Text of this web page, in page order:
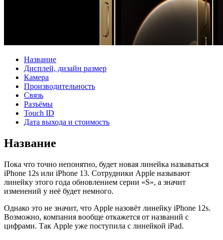
Название
Дисплей, дизайн размер
Камера
Производительность
Связь
Разъёмы
Touch ID
Дата выхода и стоимость
Название
Пока что точно непонятно, будет новая линейка называться
iPhone 12s или iPhone 13. Сотрудники Apple называют
линейку этого года обновлением серии «S», а значит
изменений у неё будет немного.
Однако это не значит, что Apple назовёт линейку iPhone 12s.
Возможно, компания вообще откажется от названий с
цифрами. Так Apple уже поступила с линейкой iPad.